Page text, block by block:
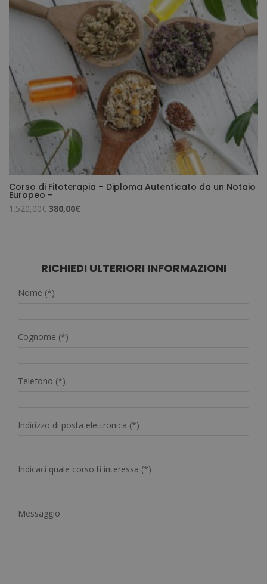
2.380,00€.595,00€.
Corso di Fitoterapia – Diploma Autenticato da un Notaio
Europeo –
1.520,00€ Il
1.520,00€.
380,00€
380,00€.
RICHIEDI ULTERIORI INFORMAZIONI
Nome (*)
Cognome (*)
Telefono (*)
Indirizzo di posta elettronica (*)
Indicaci quale corso ti interessa (*)
Messaggio